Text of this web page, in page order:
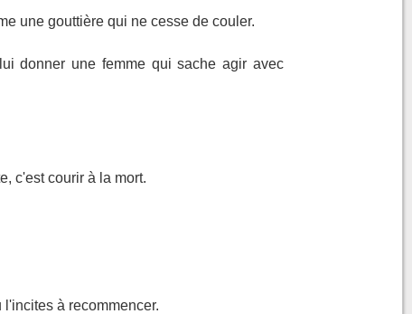
une gouttière qui ne cesse de couler.
donner une femme qui sache agir avec
c'est courir à la mort.
à recommencer.